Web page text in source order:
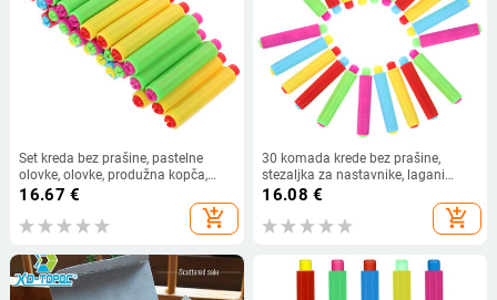
Set kreda bez prašine, pastelne
olovke, olovke, produžna kopča,
podesivi držači za učitelje, str.
16.67 €
add_shopping_cart
30 komada krede bez prašine,
stezaljka za nastavnike, lagani
profesionalni držač, uredske olovke
16.08 €
add_shopping_cart